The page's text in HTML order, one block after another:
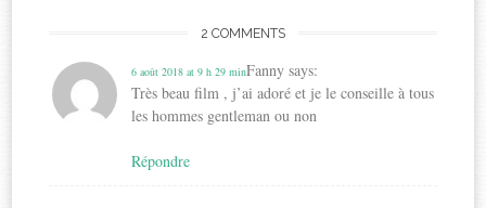
2 COMMENTS
Fanny says:
6 août 2018 at 9 h 29 min
Très beau film , j’ai adoré et je le conseille à tous
les hommes gentleman ou non
Répondre